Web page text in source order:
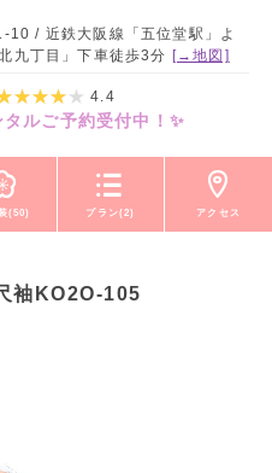
10 / 近鉄大阪線「五位堂駅」よ
九丁目」下車徒歩3分 [→地図]
4.4
ルご予約受付中！✨
(50) プラン(2) アクセス
袖KO2O-105